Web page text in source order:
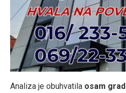
Analiza je obuhvatila osam